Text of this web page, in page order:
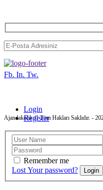
Fb. In. Tw.
Ajandakolik © Tüm Hakları Saklıdır. -
Login
Register
Remember me
Lost Your password?
Login